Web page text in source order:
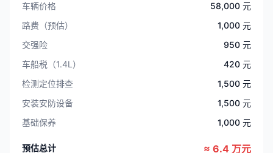
车辆价格
58,000 元
路费（预估）
1,000 元
交强险
950 元
车船税（1.4L）
420 元
检测定位排查
1,500 元
安装安防设备
1,500 元
基础保养
1,000 元
预估总计 ≈ 6.4 万元